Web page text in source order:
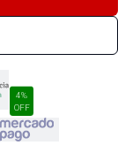
4%
OFF